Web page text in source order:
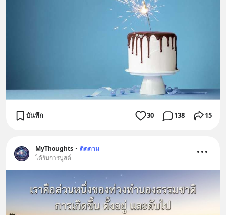
บันทึก 30 138 15
MyThoughts • ติดตาม
ได้รับการบูสต์